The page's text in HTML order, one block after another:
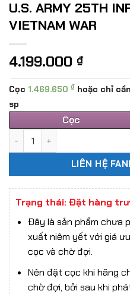
U.S. ARMY 25TH
VIETNAM WAR
4.199.000 ₫
Cọc 1.469.650 ₫ hoặc chỉ
sp
Cọc
LIÊN HỆ
Trạng thái: Đặt hàng
Đây là sản phẩm chưa
xuất niêm yết với giá
cọc và chờ đợi.
Nên đặt cọc khi hãng
chờ đợi, bởi sau khi